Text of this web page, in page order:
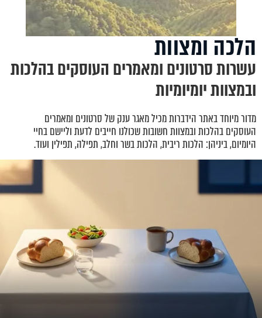
הלכה ומצוות
עשרות סרטונים ומאמרים העוסקים בהלכות
ובמצוות יומיומיות
מדור מיוחד באתר הידברות מכיל מאגר ענק של סרטונים ומאמרים
העוסקים בהלכות ובמצוות חשובות שכולנו חייבים לדעת וליישם בחיי
היומיום, ביניהן: הלכות ריבית, הלכות בשר וחלב, תפילה, תפילין ועוד.